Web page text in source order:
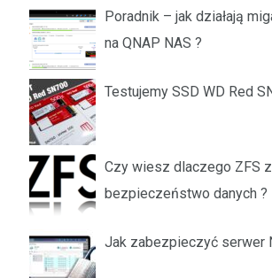
Poradnik – jak działają
na QNAP NAS ?
Testujemy SSD WD Red
Czy wiesz dlaczego ZFS
bezpieczeństwo danych ?
Jak zabezpieczyć serwer